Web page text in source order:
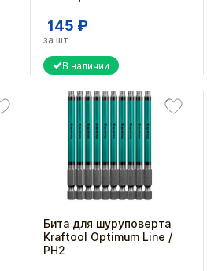
145 ₽
за шт
В наличии
Бита для шуруповерта
Kraftool Optimum Line /
PH2